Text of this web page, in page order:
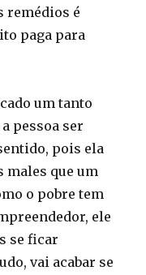
remédios é
paga para
um tanto
pessoa ser
pois ela
males que um
o pobre tem
ele
se ficar
vai acabar se